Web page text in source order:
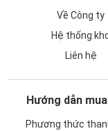
Về Công ty
Hệ thống
Liên hệ
Hướng dẫn
Phương thức